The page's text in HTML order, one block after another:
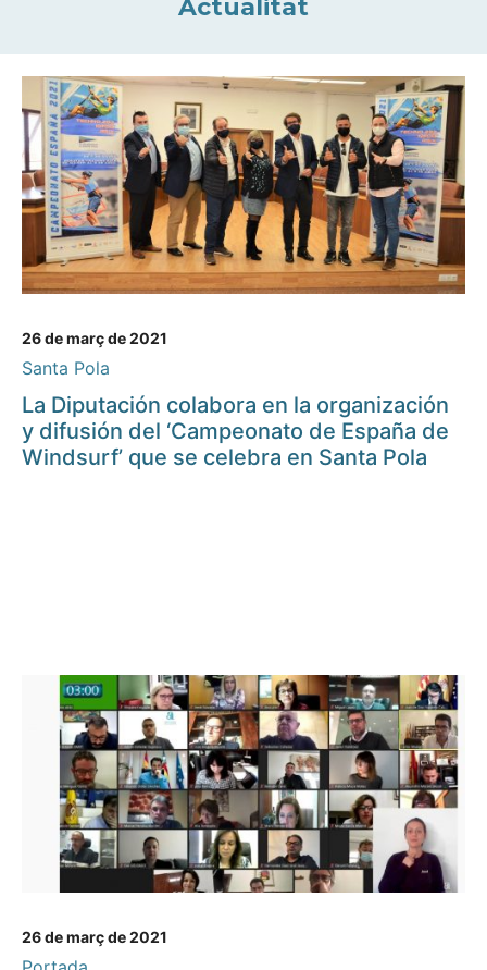
Actualitat
26 de març de 2021
Santa Pola
La Diputación colabora en la organización
y difusión del ‘Campeonato de España de
Windsurf’ que se celebra en Santa Pola
26 de març de 2021